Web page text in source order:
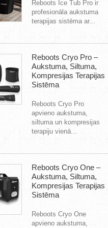
Reboots Ice Tub Pro ir
profesionāla aukstuma
terapijas sistēma ar...
Reboots Cryo Pro –
Aukstuma, Siltuma,
Kompresijas Terapijas
Sistēma
Reboots Cryo Pro
apvieno aukstuma,
siltuma un kompresijas
terapiju vienā...
Reboots Cryo One –
Aukstuma, Siltuma,
Kompresijas Terapijas
Sistēma
Reboots Cryo One
apvieno aukstuma,